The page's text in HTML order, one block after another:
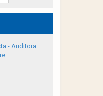
- Auditora